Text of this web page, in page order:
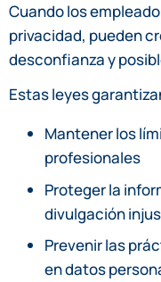
Cuando los
privacidad, pueden
desconfianza y
Estas leyes
Mantener los
profesionales
Proteger la
divulgación
Prevenir las
en datos